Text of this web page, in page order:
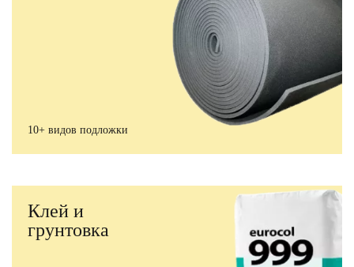
10+ видов подложки
Клей и
грунтовка